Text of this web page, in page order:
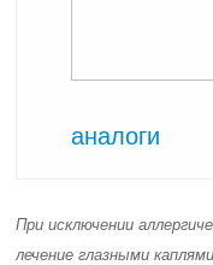
аналоги
При исключении
лечение глазными